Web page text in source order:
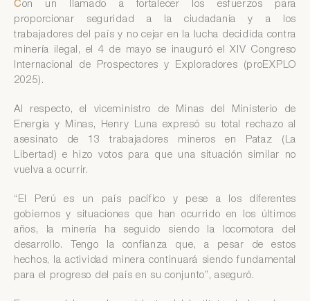
Con un llamado a fortalecer los esfuerzos para
proporcionar seguridad a la ciudadanía y a los
trabajadores del país y no cejar en la lucha decidida contra
minería ilegal, el 4 de mayo se inauguró el XIV Congreso
Internacional de Prospectores y Exploradores (proEXPLO
2025).
Al respecto, el viceministro de Minas del Ministerio de
Energía y Minas, Henry Luna expresó su total rechazo al
asesinato de 13 trabajadores mineros en Pataz (La
Libertad) e hizo votos para que una situación similar no
vuelva a ocurrir.
“El Perú es un país pacífico y pese a los diferentes
gobiernos y situaciones que han ocurrido en los últimos
años, la minería ha seguido siendo la locomotora del
desarrollo. Tengo la confianza que, a pesar de estos
hechos, la actividad minera continuará siendo fundamental
para el progreso del país en su conjunto”, aseguró.